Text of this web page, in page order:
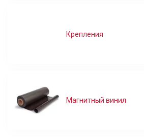
Крепления
Магнитный винил